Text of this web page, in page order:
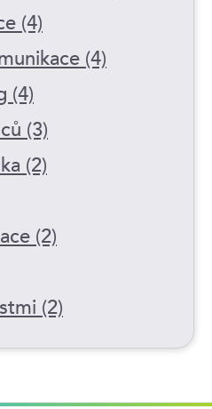
(4)
(4)
(4)
(3)
(2)
(2)
(2)